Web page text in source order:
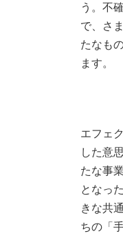
う。不
で、さ
たなも
ます。
エフェ
した意
たな事
となっ
きな共
ちの「